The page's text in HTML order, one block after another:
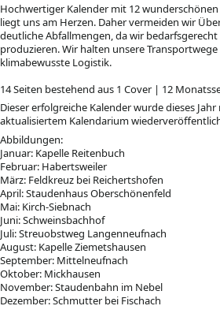
Hochwertiger Kalender mit 12
liegt uns am Herzen. Daher vermeiden wir
deutliche Abfallmengen, da wir
produzieren. Wir halten unsere
klimabewusste Logistik.
14 Seiten bestehend aus 1 Cover | 12
Dieser erfolgreiche Kalender wurde dieses
aktualisiertem Kalendarium
Abbildungen:
Januar: Kapelle Reitenbuch
Februar: Habertsweiler
März: Feldkreuz bei Reichertshofen
April: Staudenhaus Oberschönenfeld
Mai: Kirch-Siebnach
Juni: Schweinsbachhof
Juli: Streuobstweg Langenneufnach
August: Kapelle Ziemetshausen
September: Mittelneufnach
Oktober: Mickhausen
November: Staudenbahn im Nebel
Dezember: Schmutter bei Fischach